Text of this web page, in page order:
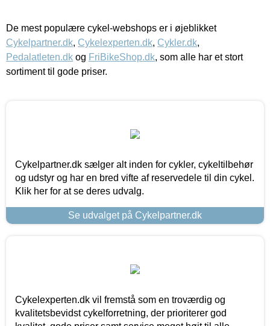
De mest populære cykel-webshops er i øjeblikket
Cykelpartner.dk, Cykelexperten.dk, Cykler.dk,
Pedalatleten.dk og FriBikeShop.dk, som alle har et stort
sortiment til gode priser.
Cykelpartner.dk sælger alt inden for cykler, cykeltilbehør
og udstyr og har en bred vifte af reservedele til din cykel.
Klik her for at se deres udvalg.
Se udvalget på Cykelpartner.dk
Cykelexperten.dk vil fremstå som en troværdig og
kvalitetsbevidst cykelforretning, der prioriterer god